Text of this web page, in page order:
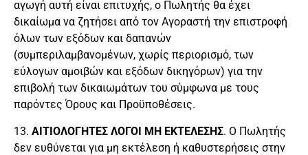
αγωγή αυτή είναι επιτυχής, ο Πωλητής θα έχει
δικαίωμα να ζητήσει από τον Αγοραστή την επιστροφή
όλων των εξόδων και δαπανών
(συμπεριλαμβανομένων, χωρίς περιορισμό, των
εύλογων αμοιβών και εξόδων δικηγόρων) για την
επιβολή των δικαιωμάτων του σύμφωνα με τους
παρόντες Όρους και Προϋποθέσεις.
13. ΑΙΤΙΟΛΟΓΗΤΕΣ ΛΟΓΟΙ ΜΗ ΕΚΤΕΛΕΣΗΣ. Ο Πωλητής
δεν ευθύνεται για μη εκτέλεση ή καθυστερήσεις στην